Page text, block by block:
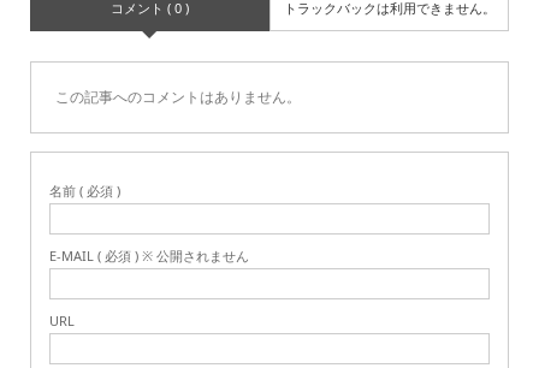
コメント ( 0 ) トラックバックは利用できません。
この記事へのコメントはありません。
名前 ( 必須 )
E-MAIL ( 必須 ) ※ 公開されません
URL